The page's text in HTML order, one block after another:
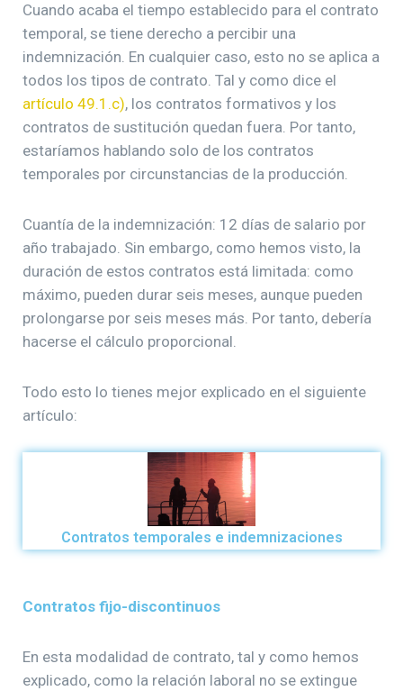
Cuando acaba el tiempo establecido para el contrato
temporal, se tiene derecho a percibir una
indemnización. En cualquier caso, esto no se aplica a
todos los tipos de contrato. Tal y como dice el
artículo 49.1.c), los contratos formativos y los
contratos de sustitución quedan fuera. Por tanto,
estaríamos hablando solo de los contratos
temporales por circunstancias de la producción.
Cuantía de la indemnización: 12 días de salario por
año trabajado. Sin embargo, como hemos visto, la
duración de estos contratos está limitada: como
máximo, pueden durar seis meses, aunque pueden
prolongarse por seis meses más. Por tanto, debería
hacerse el cálculo proporcional.
Todo esto lo tienes mejor explicado en el siguiente
artículo:
Contratos temporales e indemnizaciones
Contratos fijo-discontinuos
En esta modalidad de contrato, tal y como hemos
explicado, como la relación laboral no se extingue